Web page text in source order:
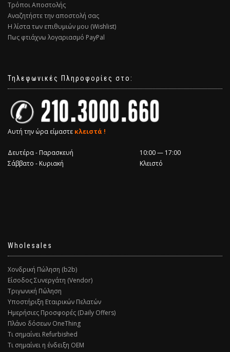
Τρόποι Αποστολής
Αναζητήστε την αποστολή σας
Η λίστα των επιθυμιών μου (Wishlist)
Πως φτιάχνω λογαριασμό PayPal
Τηλεφωνικές Πληροφορίες στο:
Αυτή την ώρα είμαστε κλειστά !
Δευτέρα - Παρασκευή
10:00 — 17:00
Σάββατο - Κυριακή
Κλειστό
Wholesales
Χονδρική Πώληση (b2b)
Είσοδος Συνεργάτη (Vendor)
Τριγωνική Πώληση
Υποστήριξη Εταιρικών Πελατών
Ημερήσιες Προσφορές (Daily Offers)
Πλάνο δόσεων OneThing
Τι σημαίνει Refurbished
Τι σημαίνει η ένδειξη ΟΕΜ